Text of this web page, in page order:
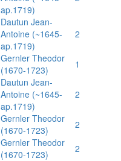
ap.1719)
Dautun Jean-
Antoine (~1645-
ap.1719)
2
Gernler Theodor
(1670-1723)
1
Dautun Jean-
Antoine (~1645-
ap.1719)
2
Gernler Theodor
(1670-1723)
2
Gernler Theodor
(1670-1723)
2